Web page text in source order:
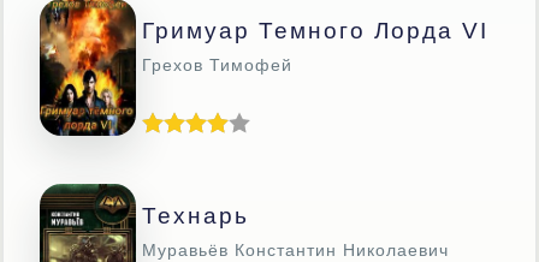
Гримуар Темного Лорда VI
Грехов Тимофей
Технарь
Муравьёв Константин Николаевич